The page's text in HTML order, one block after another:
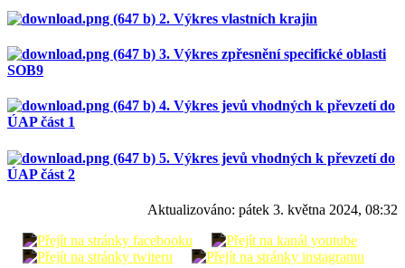
2. Výkres vlastních krajin
3. Výkres zpřesnění specifické oblasti
SOB9
4. Výkres jevů vhodných k převzetí do
ÚAP část 1
5. Výkres jevů vhodných k převzetí do
ÚAP část 2
Aktualizováno: pátek 3. května 2024, 08:32